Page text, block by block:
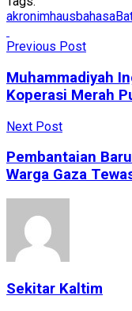
akronimhaus
Previous Post
Muhammadiyah
Koperasi Merah
Next Post
Pembantaian
Warga Gaza
Sekitar Kaltim